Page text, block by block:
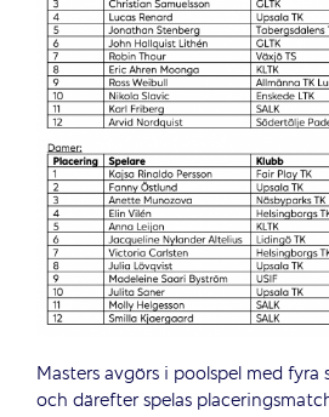
Masters avgörs i poolspel med fyra
och därefter spelas